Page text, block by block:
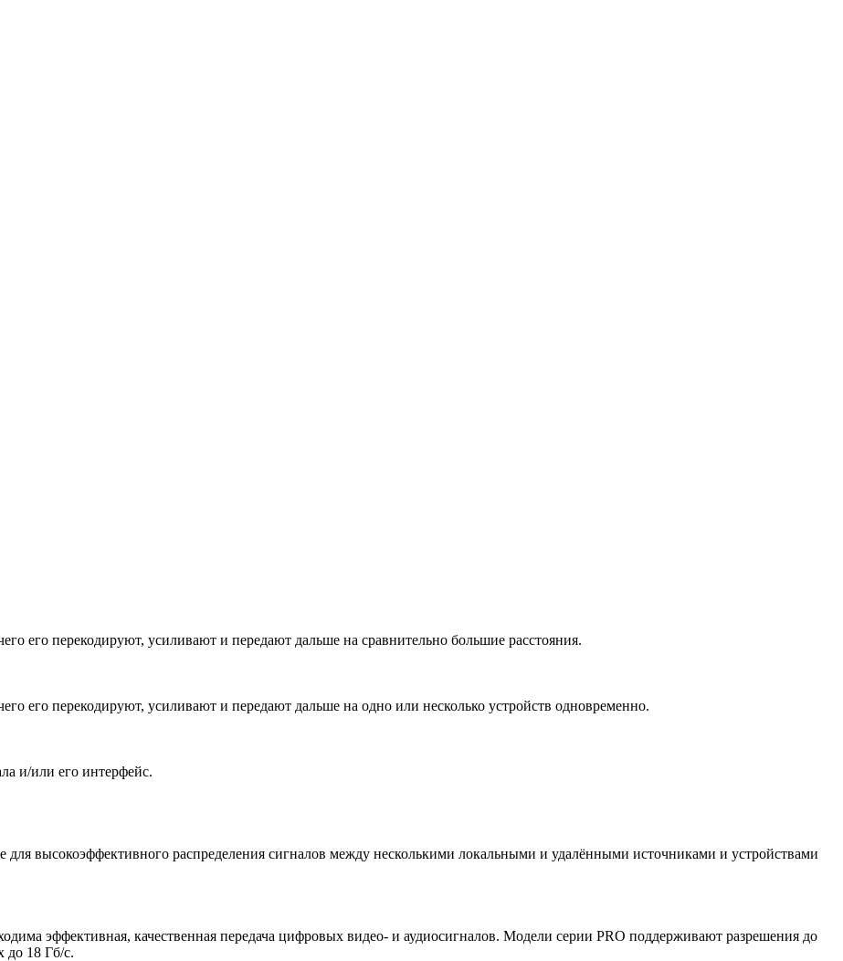
его перекодируют, усиливают и передают дальше на сравнительно большие расстояния.
его перекодируют, усиливают и передают дальше на одно или несколько устройств одновременно.
и/или его интерфейс.
высокоэффективного распределения сигналов между несколькими локальными и удалёнными источниками и устройствами
эффективная, качественная передача цифровых видео- и аудиосигналов. Модели серии PRO поддерживают разрешения до
до 18 Гб/с.